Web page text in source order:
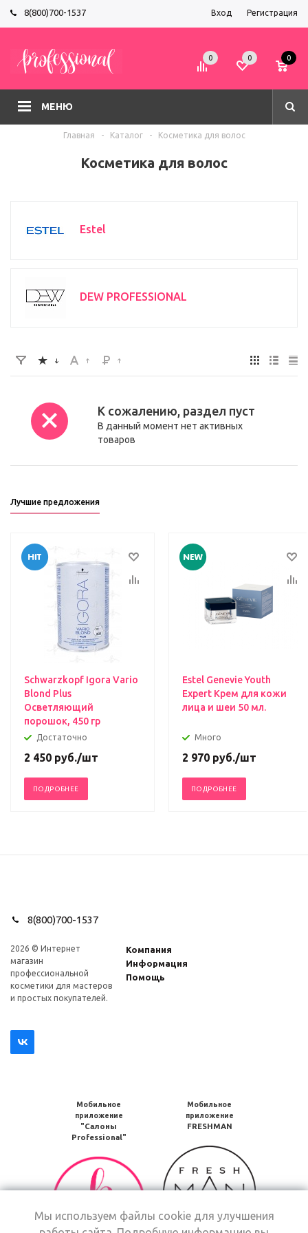
8(800)700-1537 Вход Регистрация
МЕНЮ
0 0 0
Главная - Каталог - Косметика для волос
Косметика для волос
Estel
DEW PROFESSIONAL
К сожалению, раздел пуст
В данный момент нет активных
товаров
Лучшие предложения
Schwarzkopf Igora Vario
Blond Plus
Осветляющий
порошок, 450 гр
Достаточно
2 450 руб./шт
ПОДРОБНЕЕ
Estel Genevie Youth
Expert Крем для кожи
лица и шеи 50 мл.
Много
2 970 руб./шт
ПОДРОБНЕЕ
8(800)700-1537
2026 © Интернет
магазин
профеcсиональной
косметики для мастеров
и простых покупателей.
Компания
Информация
Помощь
Мобильное
приложение
"Салоны
Professional"
Мобильное
приложение
Салоны
загрузить
Мобильное
приложение
FRESHMAN
Мобильное
приложение
FRESHMAN
Play
Мы используем файлы cookie для улучшения